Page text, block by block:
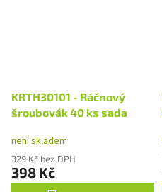
KRTH30101 - Ráčnový
šroubovák 40 ks sada
není skladem
329 Kč bez DPH
398 Kč